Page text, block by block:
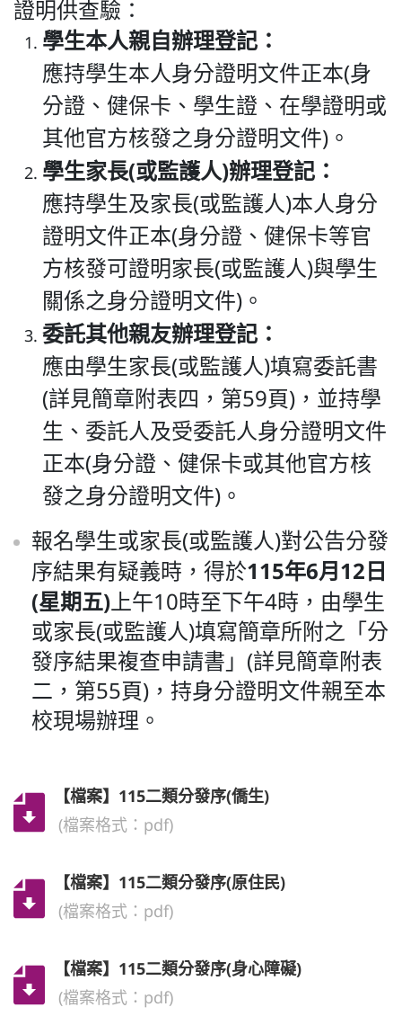
證明供查驗：
學生本人親自辦理登記：
應持學生本人身分證明文件正本(身
分證、健保卡、學生證、在學證明或
其他官方核發之身分證明文件)。
學生家長(或監護人)辦理登記：
應持學生及家長(或監護人)本人身分
證明文件正本(身分證、健保卡等官
方核發可證明家長(或監護人)與學生
關係之身分證明文件)。
委託其他親友辦理登記：
應由學生家長(或監護人)填寫委託書
(詳見簡章附表四，第59頁)，並持學
生、委託人及受委託人身分證明文件
正本(身分證、健保卡或其他官方核
發之身分證明文件)。
報名學生或家長(或監護人)對公告分發
序結果有疑義時，得於115年6月12 日
(星期五)上午10時至下午4時，由學生
或家長(或監護人)填寫簡章所附之「分
發序結果複查申請書」(詳見簡章附表
二，第55頁)，持身分證明文件親至本
校現場辦理。
【檔案】115二類分發序(僑生)
(檔案格式：pdf)
【檔案】115二類分發序(原住民)
(檔案格式：pdf)
【檔案】115二類分發序(身心障礙)
(檔案格式：pdf)